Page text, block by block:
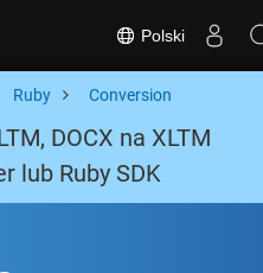
Polski
Ruby Conversion
DOCX na XLTM
lub Ruby SDK